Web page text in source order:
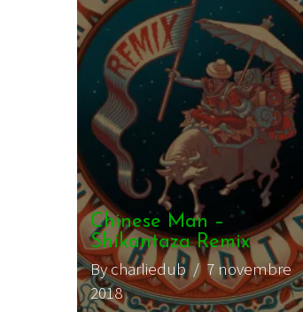
Chinese Man –
Shikantaza Remix
By charliedub/ 7 novembre
2018